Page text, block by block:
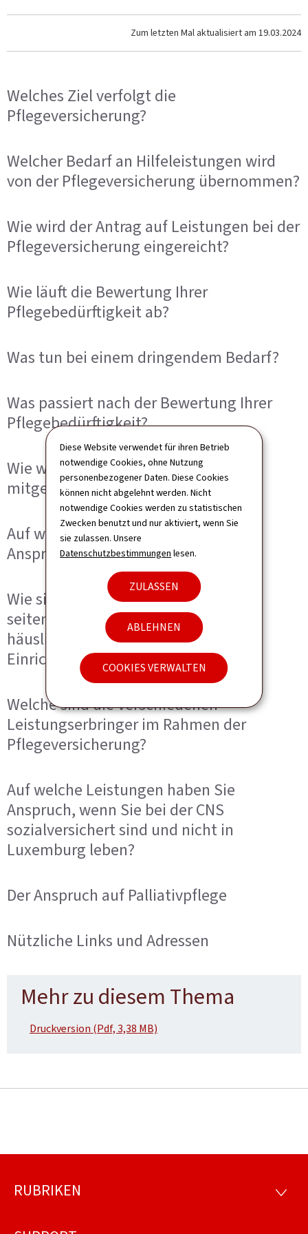
Diese Website verwendet für ihren Betrieb
notwendige Cookies, ohne Nutzung
personenbezogener Daten. Diese Cookies
können nicht abgelehnt werden. Nicht
notwendige Cookies werden zu statistischen
Zwecken benutzt und nur aktiviert, wenn Sie
sie zulassen. Unsere
Datenschutzbestimmungen lesen.
ZULASSEN
ABLEHNEN
COOKIES VERWALTEN
Zum letzten Mal aktualisiert am 19.03.2024
Welches Ziel verfolgt die
Pflegeversicherung?
Welcher Bedarf an Hilfeleistungen wird
von der Pflegeversicherung übernommen?
Wie wird der Antrag auf Leistungen bei der
Pflegeversicherung eingereicht?
Wie läuft die Bewertung Ihrer
Pflegebedürftigkeit ab?
Was tun bei einem dringendem Bedarf?
Was passiert nach der Bewertung Ihrer
Pflegebedürftigkeit?
Wie wird der offizielle Entscheid
mitgeteilt?
Auf welche Leistungen können Sie
Anspruch haben?
Wie sieht die finanzielle Übernahme
seitens der Pflegeversicherung im
häuslichen Umfeld oder in einer
Einrichtung aus?
Welche sind die verschiedenen
Leistungserbringer im Rahmen der
Pflegeversicherung?
Auf welche Leistungen haben Sie
Anspruch, wenn Sie bei der CNS
sozialversichert sind und nicht in
Luxemburg leben?
Der Anspruch auf Palliativpflege
Nützliche Links und Adressen
Mehr zu diesem Thema
Druckversion (Pdf, 3,38 MB)
Footer
RUBRIKEN